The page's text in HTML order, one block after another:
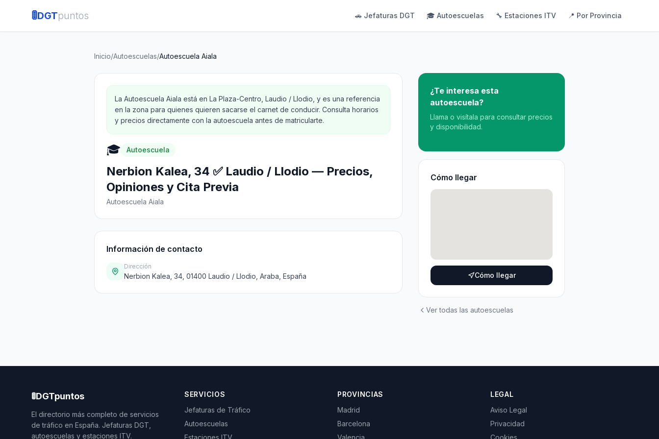
🚦DGTpuntos 🚗 Jefaturas DGT 🎓 Autoescuelas 🔧 Estaciones ITV 📍 Por Provincia
Inicio/Autoescuelas/Autoescuela Aiala
La Autoescuela Aiala está en La Plaza-Centro, Laudio / Llodio, y es una referencia
en la zona para quienes quieren sacarse el carnet de conducir. Consulta horarios
y precios directamente con la autoescuela antes de matricularte.
🎓 Autoescuela
Nerbion Kalea, 34 ✅ Laudio / Llodio — Precios,
Opiniones y Cita Previa
Autoescuela Aiala
Información de contacto
Dirección
Nerbion Kalea, 34, 01400 Laudio / Llodio, Araba, España
¿Te interesa esta
autoescuela?
Llama o visítala para consultar precios
y disponibilidad.
Cómo llegar
Cómo llegar
Ver todas las autoescuelas
🚦DGTpuntos
El directorio más completo de servicios
de tráfico en España. Jefaturas DGT,
autoescuelas y estaciones ITV.
SERVICIOS
Jefaturas de Tráfico
Autoescuelas
Estaciones ITV
PROVINCIAS
Madrid
Barcelona
Valencia
LEGAL
Aviso Legal
Privacidad
Cookies